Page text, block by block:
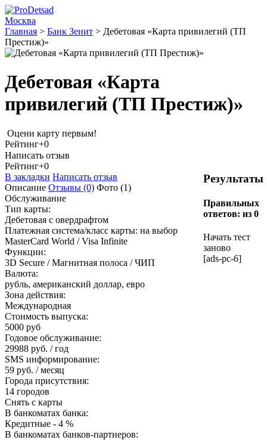
Москва
Главная > Банк Зенит > Дебетовая «Карта привилегий (ТП
Престиж)»
Дебетовая «Карта
привилегий (ТП Престиж)»
Оцени карту первым!
Рейтинг+0
Написать отзыв
Результаты
Правильных
ответов: из 0
Начать тест
заново
[ads-pc-6]
Рейтинг+0
В закладки Написать отзыв
Описание Отзывы (0) Фото (1)
Обслуживание
Тип карты:
Дебетовая с овердрафтом
Платежная система/класс карты: на выбор
MasterCard World / Visa Infinite
Функции:
3D Secure / Магнитная полоса / ЧИП
Валюта:
рубль, американский доллар, евро
Зона действия:
Международная
Стоимость выпуска:
5000 руб
Годовое обслуживание:
29988 руб. / год
SMS информирование:
59 руб. / месяц
Города присутствия:
14 городов
Снять с карты
В банкоматах банка:
Кредитные - 4 %
В банкоматах банков-партнеров: